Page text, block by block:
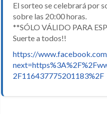
El sorteo se celebrará por
sobre las 20:00 horas.
**SÓLO VÁLIDO PARA
Suerte a todos!!
https://
2F116437775201183%2F